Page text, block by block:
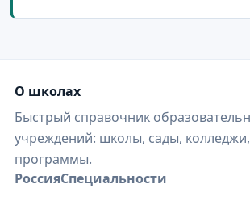
О школах
Быстрый справочник
учреждений: школы, сады,
программы.
РоссияСпециальности